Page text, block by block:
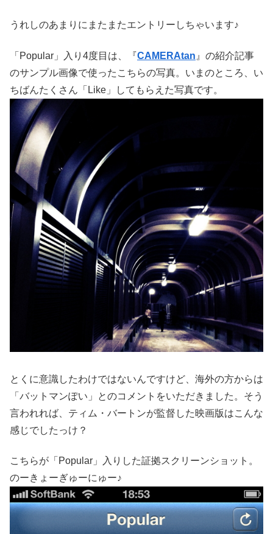
うれしのあまりにまたまたエントリーしちゃいます♪
「Popular」入り4度目は、『CAMERAtan 』の紹介記事
のサンプル画像で使ったこちらの写真。いまのところ、い
ちばんたくさん「Like」してもらえた写真です。
とくに意識したわけではないんですけど、海外の方からは
「バットマンぽい」とのコメントをいただきました。そう
言われれば、ティム・バートンが監督した映画版はこんな
感じでしたっけ？
こちらが「Popular」入りした証拠スクリーンショット。
のーきょーぎゅーにゅー♪